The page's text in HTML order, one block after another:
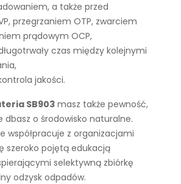
a także przed
przegrzaniem OTP, zwarciem
prądowym OCP,
czas między kolejnymi
jakości.
SB903 masz także pewność,
dbasz o środowisko naturalne.
współpracuje z organizacjami
szeroko pojętą edukacją
selektywną zbiórkę
odzysk odpadów.